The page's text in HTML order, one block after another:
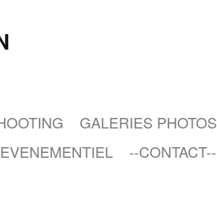
GALERIES PHOTOS
EVENEMENTIEL
--CONTACT--